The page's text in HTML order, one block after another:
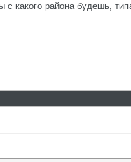
какого района будешь,